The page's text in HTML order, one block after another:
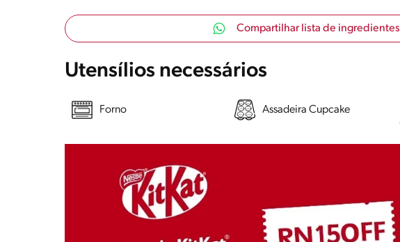
Compartilhar lista de ingredientes
Utensílios necessários
Forno Assadeira Cupcake